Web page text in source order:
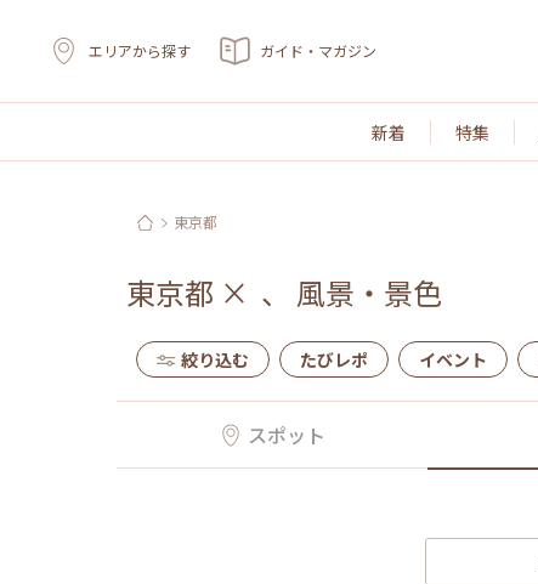
エリアから探す ガイド・マガジン
新着 特集
東京都
東京都 × 、 風景・景色
絞り込む たびレポ イベント
スポット